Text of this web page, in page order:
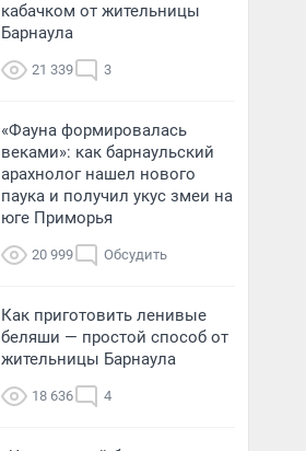
кабачком от жительницы
Барнаула
21 339 3
«Фауна формировалась
веками»: как барнаульский
арахнолог нашел нового
паука и получил укус змеи на
юге Приморья
20 999 Обсудить
Как приготовить ленивые
беляши — простой способ от
жительницы Барнаула
18 636 4